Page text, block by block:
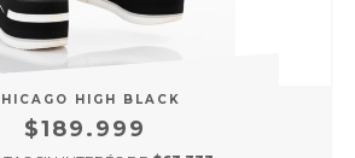
HIGH BLACK
$189.999